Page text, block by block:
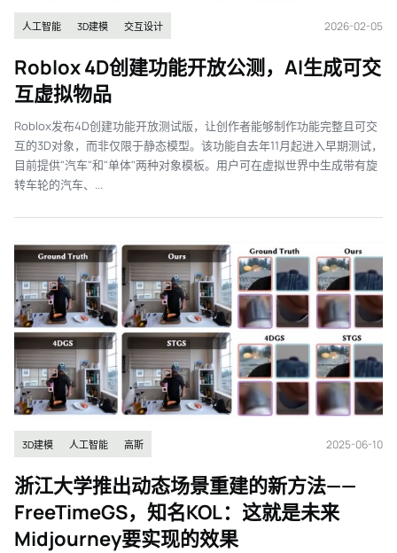
人工智能 3D建模 交互设计 2026-02-05
Roblox 4D创建功能开放公测，AI生成可交
互虚拟物品
Roblox发布4D创建功能开放测试版，让创作者能够制作功能完整且可交
互的3D对象，而非仅限于静态模型。该功能自去年11月起进入早期测试，
目前提供"汽车"和"单体"两种对象模板。用户可在虚拟世界中生成带有旋
转车轮的汽车、...
3D建模 人工智能 高斯 2025-06-10
浙江大学推出动态场景重建的新方法——
FreeTimeGS，知名KOL：这就是未来
Midjourney要实现的效果